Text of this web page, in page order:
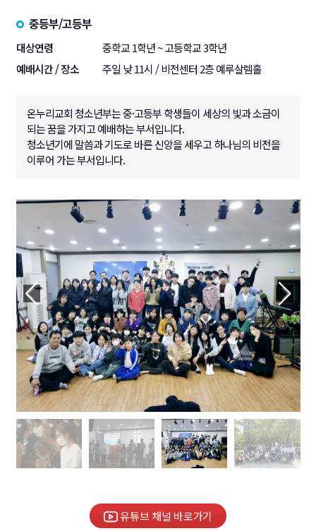
중등부/고등부
대상연령
중학교 1학년 ~ 고등학교 3학년
예배시간 / 장소
주일 낮 11시 / 비전센터 2층 예루살렘홀
온누리교회 청소년부는 중·고등부 학생들이 세상의 빛과 소금이
되는 꿈을 가지고 예배하는 부서입니다.
청소년기에 말씀과 기도로 바른 신앙을 세우고 하나님의 비전을
이루어 가는 부서입니다.
유튜브 채널 바로가기